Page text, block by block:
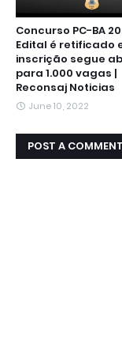
Concurso PC-BA
Edital é retificado
inscrição segue
para 1.000 vagas |
Reconsaj Noticias
June 10, 2022
POST A COMMENT